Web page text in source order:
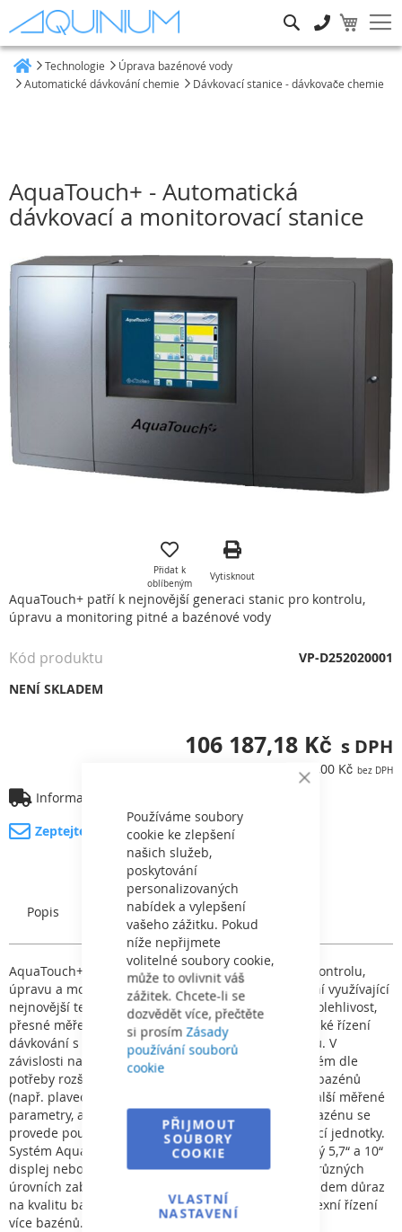
Close
Používáme soubory
cookie ke zlepšení
našich služeb,
poskytování
personalizovaných
nabídek a vylepšení
vašeho zážitku. Pokud
níže nepřijmete
volitelné soubory cookie,
může to ovlivnit váš
zážitek. Chcete-li se
dozvědět více, přečtěte
si prosímZásady
používání souborů
cookie
PŘIJMOUT
SOUBORY
COOKIE
VLASTNÍ
NASTAVENÍ
Technologie
Úprava bazénové vody
Automatické dávkování chemie
Dávkovací stanice - dávkovače chemie
AquaTouch+ - Automatická
dávkovací a monitorovací stanice
konec
galerie
s
s
obrázky
Přidat k
oblíbeným
Vytisknout
AquaTouch+ patří k nejnovější generaci stanic pro kontrolu,
úpravu a monitoring pitné a bazénové vody
106 187,18 Kč
87 758,00 Kč
NENÍ SKLADEM
Kód produktu VP-D252020001
Informace o dopravě
Zeptejte se na produkt
Popis Charakteristický
AquaTouch+ patří k nejnovější generaci stanic pro kontrolu,
úpravu a monitoring pitné a bazénové vody. Zařízení využívající
nejnovější technologie v sobě spojuje funkčnost, spolehlivost,
přesné měření, intuitivní jednoduché ovládání, logické řízení
dávkování s ohledem na snížení provozních nákladů. V
závislosti na požadavcích je možné jeden řídicí systém dle
potřeby rozšiřovat, a to na nezávislou kontrolu až 3 bazénů
(např. plavecký, dětský bazén, vířivka). Rozšíření o další měřené
parametry, atrakce nebo komplexní řízení dalšího bazénu se
provede pouhým přidáním modulu do sběrnice řídící jednotky.
Systém AquaTouch + je možné ovládat přes dotykový 5,7“ a 10“
displej nebo vzdáleným mobilním zařízením, a to v různých
úrovních zabezpečení. Jeho využití je tam, kde je kladem důraz
na kvalitu bazénové vody, snadné ovládání a komplexní řízení
více bazénů.